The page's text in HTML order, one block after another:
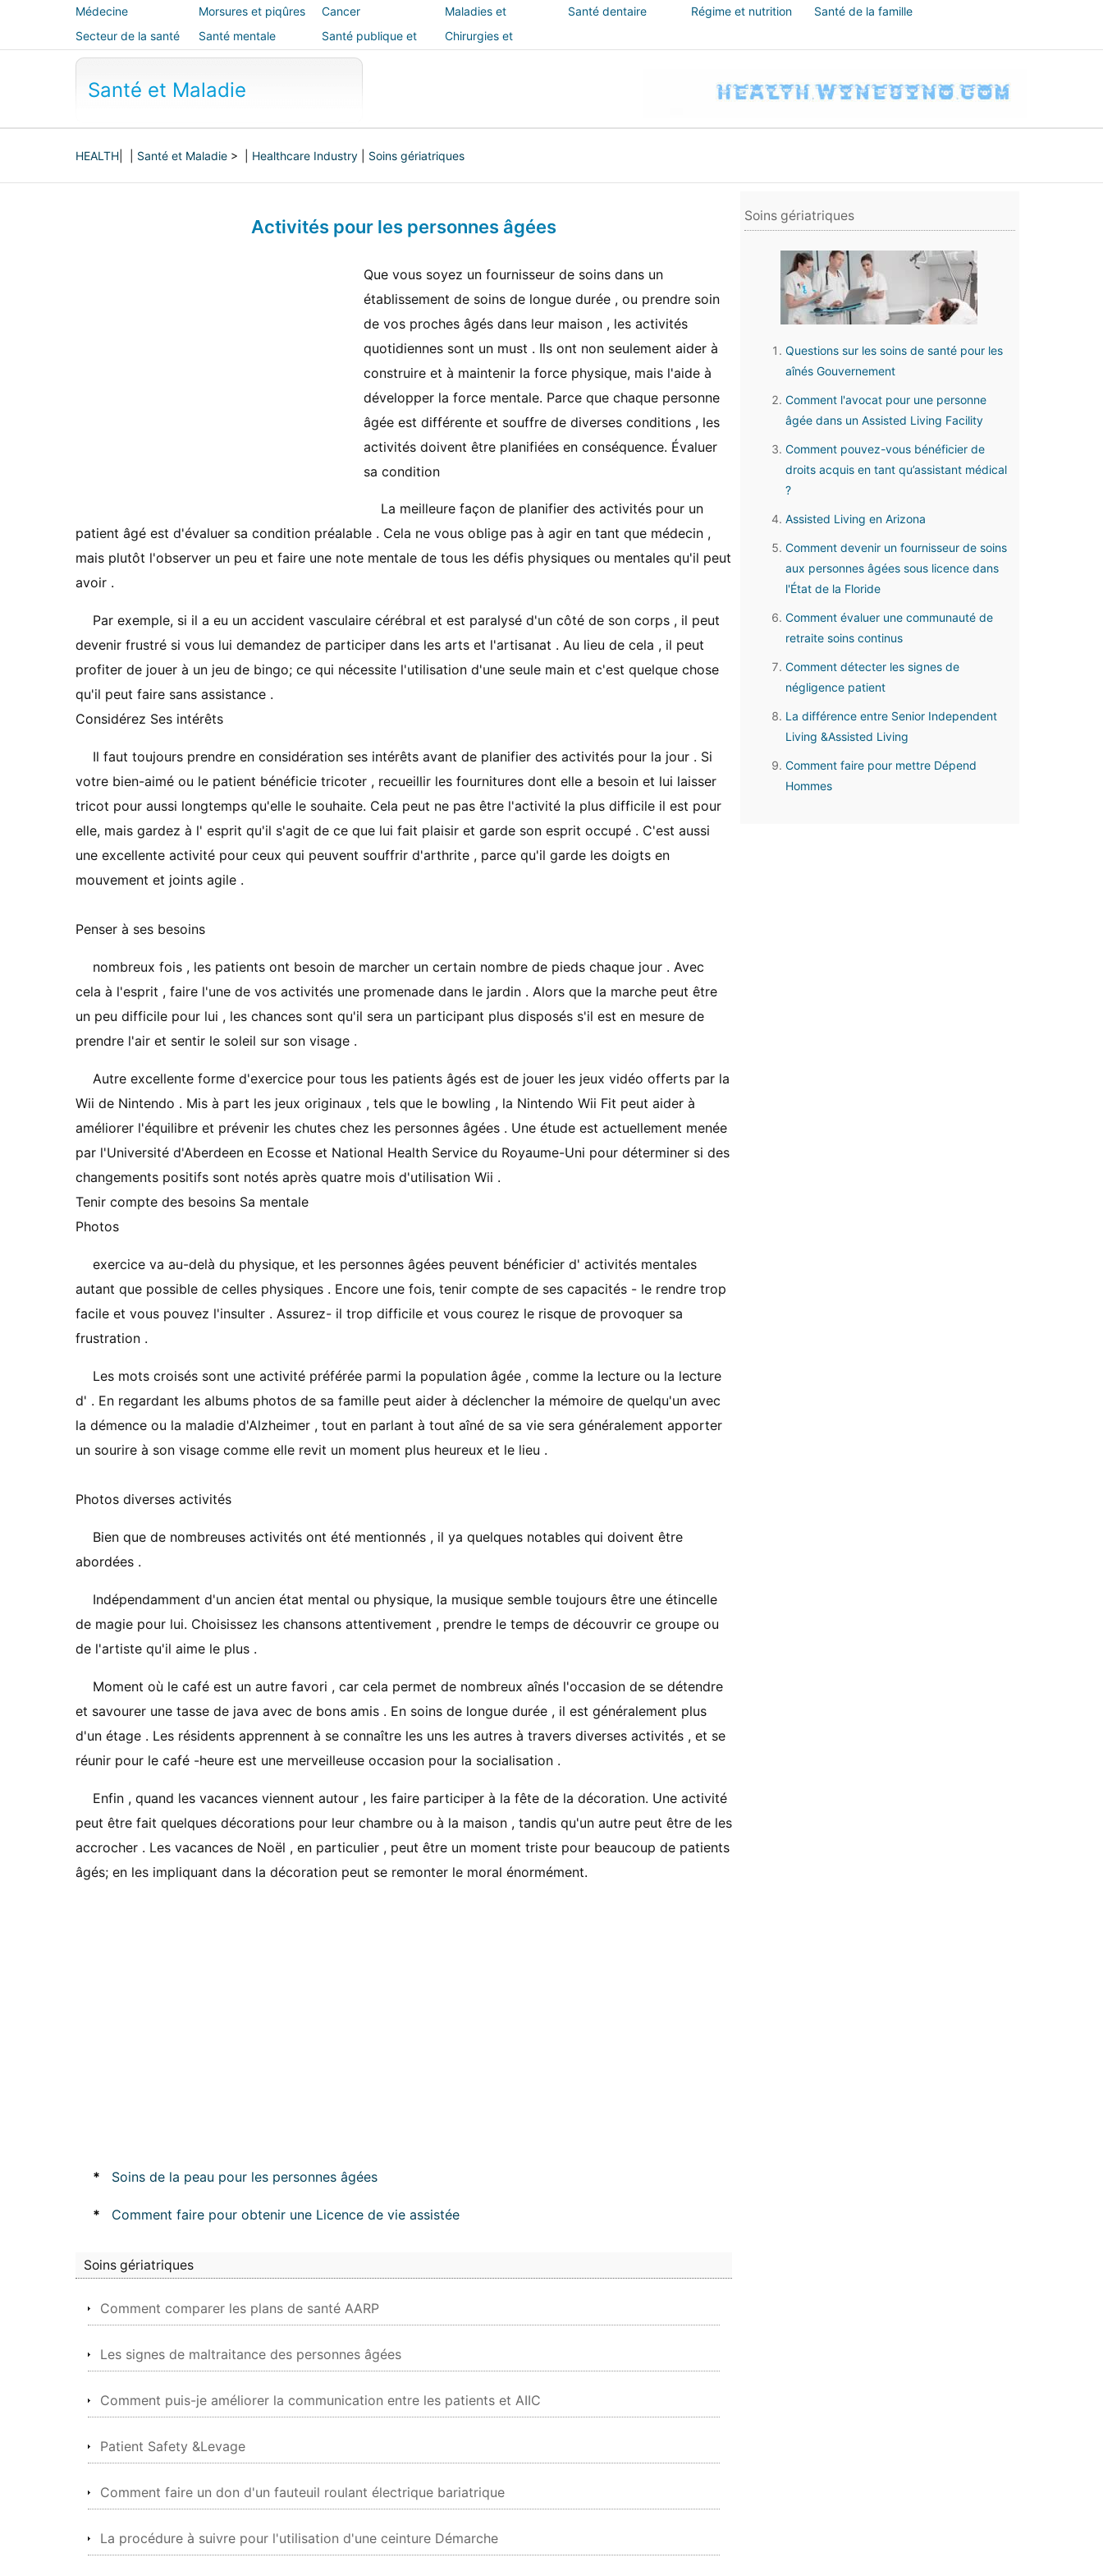
Médecine
alternative
Morsures et piqûres Cancer
Maladies et
traitements
Santé dentaire Régime et nutrition
Santé de la famille
Secteur de la santé
Santé mentale
Santé publique et
sécurité
Chirurgies et
Santé et Maladie
HEALTH Santé et Maladie > | Healthcare Industry Soins gériatriques
Activités pour les personnes âgées
Que vous soyez un fournisseur de soins dans un
établissement de soins de longue durée , ou prendre soin
de vos proches âgés dans leur maison , les activités
quotidiennes sont un must . Ils ont non seulement aider à
construire et à maintenir la force physique, mais l'aide à
développer la force mentale. Parce que chaque personne
âgée est différente et souffre de diverses conditions , les
activités doivent être planifiées en conséquence. Évaluer
sa condition
La meilleure façon de planifier des activités pour un
patient âgé est d'évaluer sa condition préalable . Cela ne vous oblige pas à agir en tant que médecin ,
mais plutôt l'observer un peu et faire une note mentale de tous les défis physiques ou mentales qu'il peut
avoir .
Par exemple, si il a eu un accident vasculaire cérébral et est paralysé d'un côté de son corps , il peut
devenir frustré si vous lui demandez de participer dans les arts et l'artisanat . Au lieu de cela , il peut
profiter de jouer à un jeu de bingo; ce qui nécessite l'utilisation d'une seule main et c'est quelque chose
qu'il peut faire sans assistance .
Considérez Ses intérêts
Il faut toujours prendre en considération ses intérêts avant de planifier des activités pour la jour . Si
votre bien-aimé ou le patient bénéficie tricoter , recueillir les fournitures dont elle a besoin et lui laisser
tricot pour aussi longtemps qu'elle le souhaite. Cela peut ne pas être l'activité la plus difficile il est pour
elle, mais gardez à l' esprit qu'il s'agit de ce que lui fait plaisir et garde son esprit occupé . C'est aussi
une excellente activité pour ceux qui peuvent souffrir d'arthrite , parce qu'il garde les doigts en
mouvement et joints agile .
Penser à ses besoins
nombreux fois , les patients ont besoin de marcher un certain nombre de pieds chaque jour . Avec
cela à l'esprit , faire l'une de vos activités une promenade dans le jardin . Alors que la marche peut être
un peu difficile pour lui , les chances sont qu'il sera un participant plus disposés s'il est en mesure de
prendre l'air et sentir le soleil sur son visage .
Autre excellente forme d'exercice pour tous les patients âgés est de jouer les jeux vidéo offerts par la
Wii de Nintendo . Mis à part les jeux originaux , tels que le bowling , la Nintendo Wii Fit peut aider à
améliorer l'équilibre et prévenir les chutes chez les personnes âgées . Une étude est actuellement menée
par l'Université d'Aberdeen en Ecosse et National Health Service du Royaume-Uni pour déterminer si des
changements positifs sont notés après quatre mois d'utilisation Wii .
Tenir compte des besoins Sa mentale
Photos
exercice va au-delà du physique, et les personnes âgées peuvent bénéficier d' activités mentales
autant que possible de celles physiques . Encore une fois, tenir compte de ses capacités - le rendre trop
facile et vous pouvez l'insulter . Assurez- il trop difficile et vous courez le risque de provoquer sa
frustration .
Les mots croisés sont une activité préférée parmi la population âgée , comme la lecture ou la lecture
d' . En regardant les albums photos de sa famille peut aider à déclencher la mémoire de quelqu'un avec
la démence ou la maladie d'Alzheimer , tout en parlant à tout aîné de sa vie sera généralement apporter
un sourire à son visage comme elle revit un moment plus heureux et le lieu .
Photos diverses activités
Bien que de nombreuses activités ont été mentionnés , il ya quelques notables qui doivent être
abordées .
Indépendamment d'un ancien état ​​mental ou physique, la musique semble toujours être une étincelle
de magie pour lui. Choisissez les chansons attentivement , prendre le temps de découvrir ce groupe ou
de l'artiste qu'il aime le plus .
Moment où le café est un autre favori , car cela permet de nombreux aînés l'occasion de se détendre
et savourer une tasse de java avec de bons amis . En soins de longue durée , il est généralement plus
d'un étage . Les résidents apprennent à se connaître les uns les autres à travers diverses activités , et se
réunir pour le café -heure est une merveilleuse occasion pour la socialisation .
Enfin , quand les vacances viennent autour , les faire participer à la fête de la décoration. Une activité
peut être fait quelques décorations pour leur chambre ou à la maison , tandis qu'un autre peut être de les
accrocher . Les vacances de Noël , en particulier , peut être un moment triste pour beaucoup de patients
âgés; en les impliquant dans la décoration peut se remonter le moral énormément.
* Soins de la peau pour les personnes âgées
* Comment faire pour obtenir une Licence de vie assistée
Soins gériatriques
Comment comparer les plans de santé AARP
Les signes de maltraitance des personnes âgées
Comment puis-je améliorer la communication entre les patients et AIIC
Patient Safety &Levage
Comment faire un don d'un fauteuil roulant électrique bariatrique
La procédure à suivre pour l'utilisation d'une ceinture Démarche
Soins gériatriques
Questions sur les soins de santé pour les
aînés Gouvernement
Comment l'avocat pour une personne
âgée dans un Assisted Living Facility
Comment pouvez-vous bénéficier de
droits acquis en tant qu’assistant médical
?
Assisted Living en Arizona
Comment devenir un fournisseur de soins
aux personnes âgées sous licence dans
l'État de la Floride
Comment évaluer une communauté de
retraite soins continus
Comment détecter les signes de
négligence patient
La différence entre Senior Independent
Living &Assisted Living
Comment faire pour mettre Dépend
Hommes